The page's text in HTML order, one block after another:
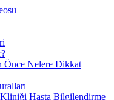
Önce Nelere Dikkat
Hasta Bilgilendirme